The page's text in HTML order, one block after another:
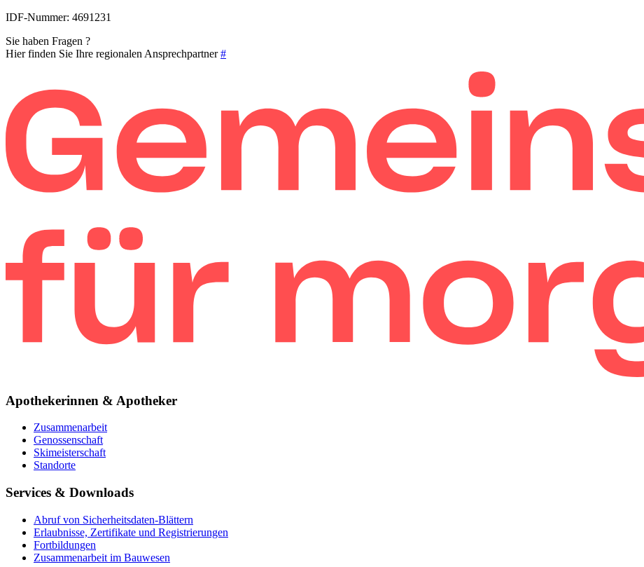
IDF-Nummer: 4691231
Sie haben Fragen ?
Hier finden Sie Ihre regionalen Ansprechpartner#
Apothekerinnen & Apotheker
Zusammenarbeit
Genossenschaft
Skimeisterschaft
Standorte
Services & Downloads
Abruf von Sicherheitsdaten-Blättern
Erlaubnisse, Zertifikate und Registrierungen
Fortbildungen
Zusammenarbeit im Bauwesen